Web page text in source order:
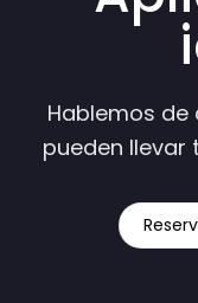
Hablemos
pueden llevar